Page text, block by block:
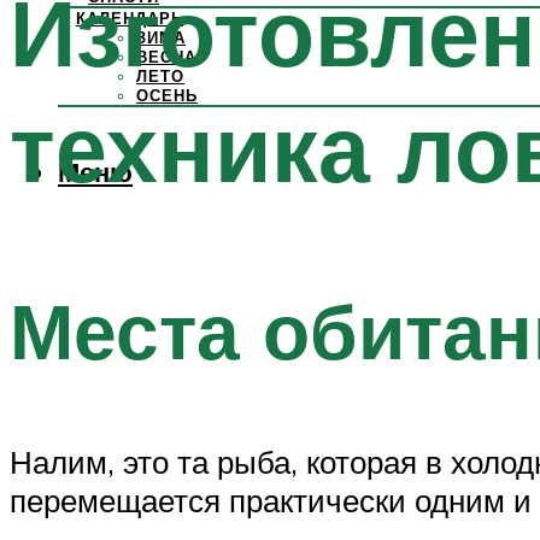
КАЛЕНДАРЬ
ЗИМА
ВЕСНА
ЛЕТО
ОСЕНЬ
Меню
техника
Места
Налим, это та рыба, которая в
перемещается практически одним